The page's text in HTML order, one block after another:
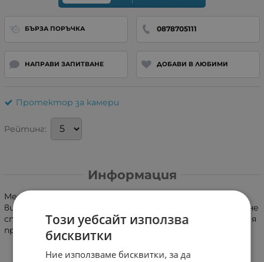
БЪРЗА ПОРЪЧКА 0878705111
НАПРАВИ ЗАПИТВАНЕ ДОБАВИ В ЛЮБИМИ
Протектор за камери
Рейтинг:
Информация
Метален протектор за лещи, изработен от
висококачествен алуминий и устойчиво на надраскване
стъкло, алуминиевият пръстен уплътнява лещата и я
предпазва от прах и вода!
Този уебсайт използва
бисквитки
Ние използваме бисквитки, за да